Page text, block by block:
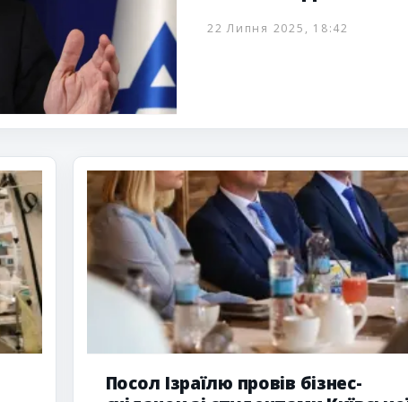
22 Липня 2025, 18:42
Посол Ізраїлю провів бізнес-